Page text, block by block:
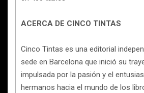
ACERCA DE CINCO TINTAS
Cinco Tintas es una editorial
sede en Barcelona que inició su
impulsada por la pasión y el
hermanos hacia el mundo de los